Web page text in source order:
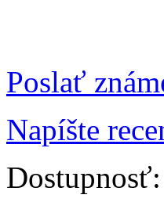
Poslať
Napíšte
Dostupnosť: